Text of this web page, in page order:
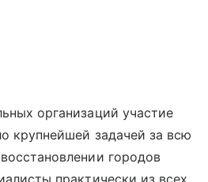
организаций участие
крупнейшей задачей за всю
городов